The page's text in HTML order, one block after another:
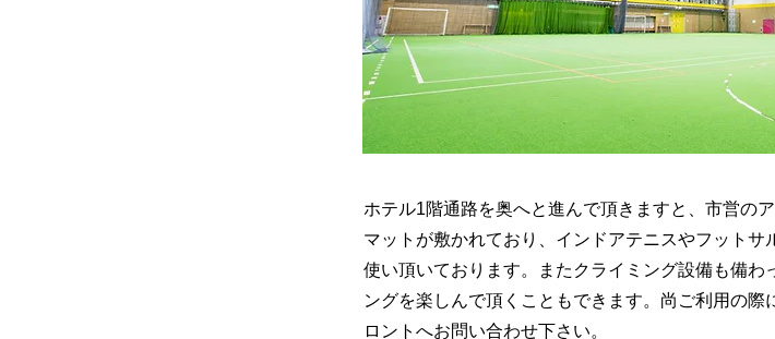
ホテル1階通路を奥へと進んで頂きますと、市営の
マットが敷かれており、インドアテニスやフット
使い頂いております。またクライミング設備も備わ
ングを楽しんで頂くこともできます。尚ご利用の
ロントへお問い合わせ下さい。